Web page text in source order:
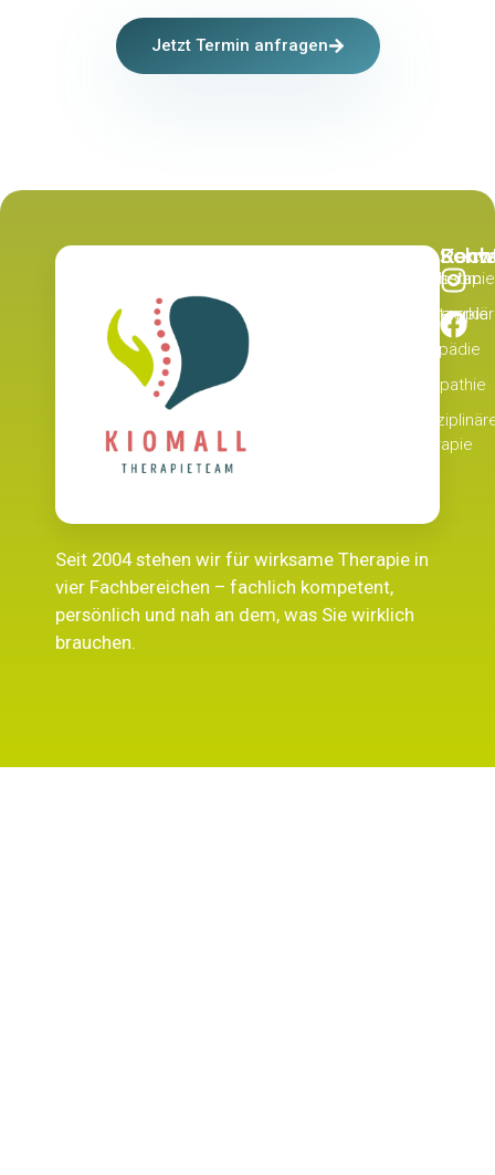
Jetzt Termin anfragen
Seit 2004 stehen wir für wirksame Therapie in
vier Fachbereichen – fachlich kompetent,
persönlich und nah an dem, was Sie wirklich
brauchen.
Impressum
Physiotherapie
Ergotherapie
Logopädie
Osteopathie
Therapie